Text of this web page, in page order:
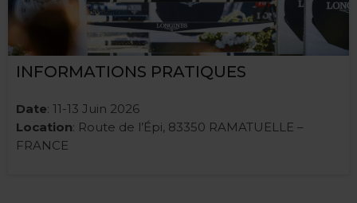
INFORMATIONS PRATIQUES
Date: 11-13 Juin 2026
Location: Route de l’Épi, 83350 RAMATUELLE –
FRANCE